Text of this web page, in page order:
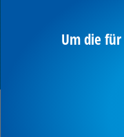
Um die